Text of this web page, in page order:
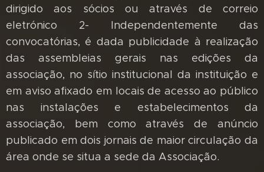
dirigido aos sócios ou através de correio
eletrónico 2- Independentemente das
convocatórias, é dada publicidade à realização
das assembleias gerais nas edições da
associação, no sítio institucional da instituição e
em aviso afixado em locais de acesso ao público
nas instalações e estabelecimentos da
associação, bem como através de anúncio
publicado em dois jornais de maior circulação da
área onde se situa a sede da Associação.